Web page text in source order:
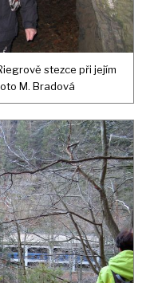
stezce při jejím
M. Bradová